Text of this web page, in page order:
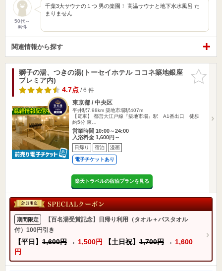
50代～
男性
千葉3大サウナの１つ 男の楽園！ 高温サウナと地下水水風呂 た
まりません
関連情報から探す
お気に入
りに追加
獅子の湯、つきの湯(トーセイホテル ココネ築地銀座
プレミア内)
4.7点/ 6 件
東京都 / 中央区
平井駅7.98km 築地市場駅407m
【電車】 都営大江戸線『築地市場』駅 A1番出口 徒歩
約5分 東…
営業時間 10:00～24:00
入浴料金 1,600円～
日帰り 宿泊 漫画
電子チケットあり
楽天トラベルの宿泊プランを見る
期間限定
【百名湯受賞記念】日帰り利用（タオル＋バスタオル
付）100円引き
【平日】 1,600円 → 1,500円 【土日祝】 1,700円 → 1,600
円